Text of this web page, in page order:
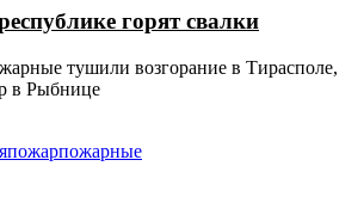
горят свалки
тушили возгорание в Тирасполе,
в Рыбнице
пожарпожарные